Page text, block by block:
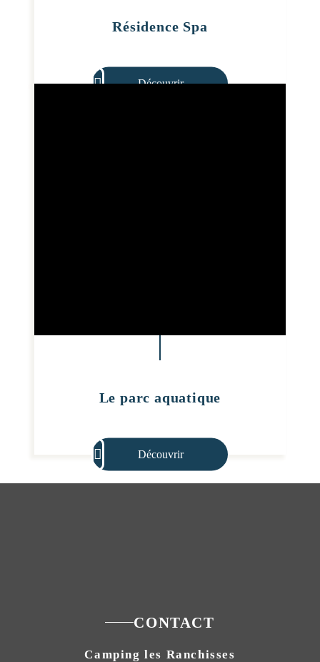
Résidence Spa
Découvrir
Le parc aquatique
Découvrir
CONTACT
Camping les Ranchisses